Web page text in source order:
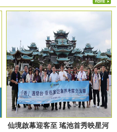
仙境啟幕迎客至 瑤池首秀映星河